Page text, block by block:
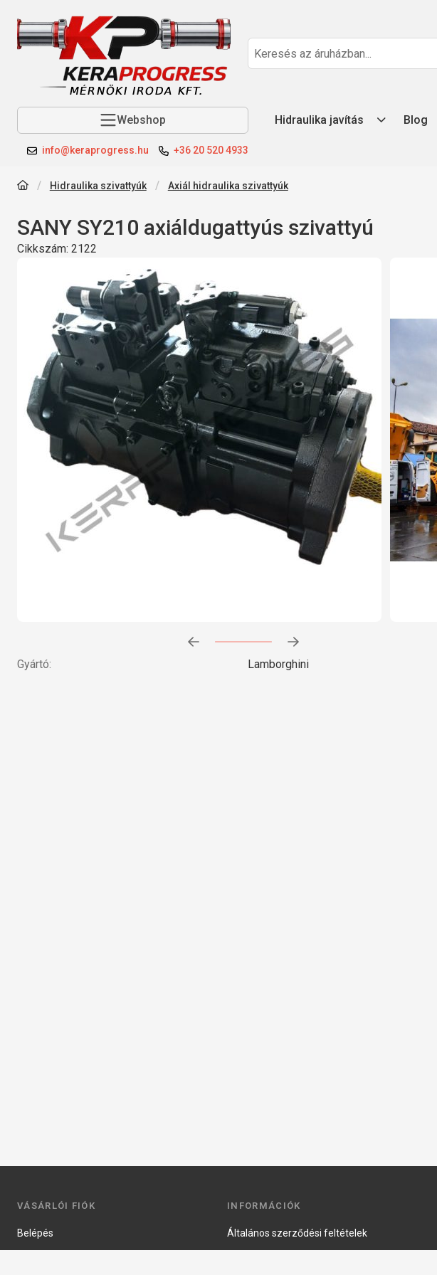
Webshop Hidraulika javítás Blog
info@keraprogress.hu +36 20 520 4933
Hidraulika szivattyúk Axiál hidraulika szivattyúk
SANY SY210 axiáldugattyús szivattyú
Cikkszám: 2122
Gyártó: Lamborghini
VÁSÁRLÓI FIÓK
Belépés
INFORMÁCIÓK
Általános szerződési feltételek